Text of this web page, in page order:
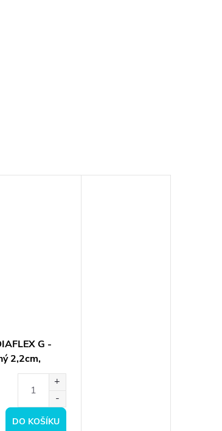
G -
2,2cm,
DO KOŠÍKU